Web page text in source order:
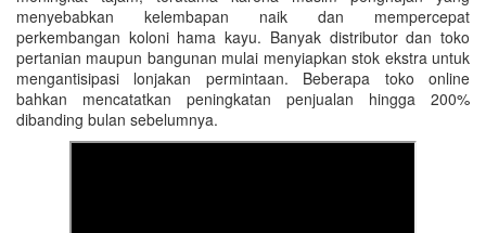
menyebabkan kelembapan naik dan mempercepat
perkembangan koloni hama kayu. Banyak distributor dan toko
pertanian maupun bangunan mulai menyiapkan stok ekstra untuk
mengantisipasi lonjakan permintaan. Beberapa toko online
bahkan mencatatkan peningkatan penjualan hingga 200%
dibanding bulan sebelumnya.